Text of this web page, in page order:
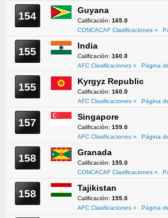
154 Guyana
Calificación: 165.0
CONCACAF Clasificaciones »
155 India
Calificación: 160.0
AFC Clasificaciones »
Página
155 Kyrgyz Republic
Calificación: 160.0
AFC Clasificaciones »
Página
157 Singapore
Calificación: 159.0
AFC Clasificaciones »
Página
158 Granada
Calificación: 155.0
CONCACAF Clasificaciones »
158 Tajikistan
Calificación: 155.0
AFC Clasificaciones »
Página